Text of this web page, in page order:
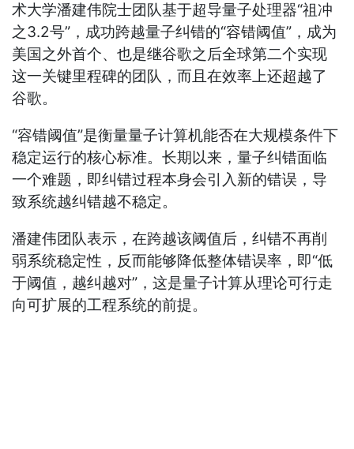
术大学潘建伟院士团队基于超导量子处理器“祖冲
之3.2号”，成功跨越量子纠错的“容错阈值”，成为
美国之外首个、也是继谷歌之后全球第二个实现
这一关键里程碑的团队，而且在效率上还超越了
谷歌。
“容错阈值”是衡量量子计算机能否在大规模条件下
稳定运行的核心标准。长期以来，量子纠错面临
一个难题，即纠错过程本身会引入新的错误，导
致系统越纠错越不稳定。
潘建伟团队表示，在跨越该阈值后，纠错不再削
弱系统稳定性，反而能够降低整体错误率，即“低
于阈值，越纠越对”，这是量子计算从理论可行走
向可扩展的工程系统的前提。